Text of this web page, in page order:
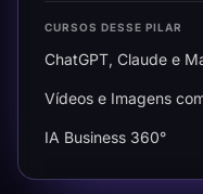
CURSOS DESSE PILAR
ChatGPT, Claude e
Vídeos e Imagens
IA Business 360°